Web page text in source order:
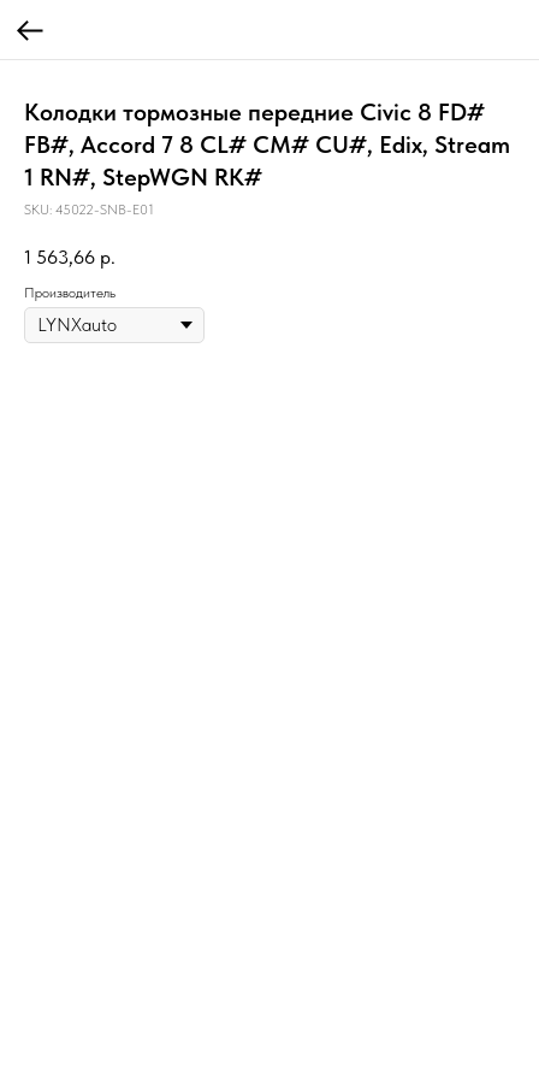
Колодки тормозные передние Civic 8 FD#
FB#, Accord 7 8 CL# CM# CU#, Edix, Stream
1 RN#, StepWGN RK#
SKU: 45022-SNB-E01
1 563,66 р.
Производитель